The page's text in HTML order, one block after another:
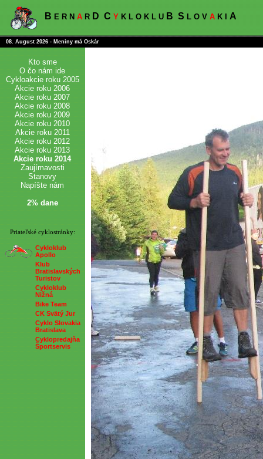
B E R N A R D C Y K L O K L U B S L O V A K I A
08. August 2026 - Meniny má Oskár
Kto sme
O čo nám ide
Cykloakcie roku 2005
Akcie roku 2006
Akcie roku 2007
Akcie roku 2008
Akcie roku 2009
Akcie roku 2010
Akcie roku 2011
Akcie roku 2012
Akcie roku 2013
Akcie roku 2014
Zaujímavosti
Stanovy
Napíšte nám
2% dane
Priateľské cyklostránky:
Cykloklub
Apollo
Klub
Bratislavských
Turistov
Cykloklub
Nižná
Bike Team
CK Svätý Jur
Cyklo Slovakia
Bratislava
Cyklopredajňa
Športservis